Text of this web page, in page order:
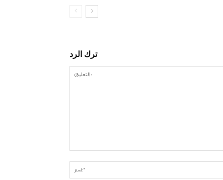
ترك الرد